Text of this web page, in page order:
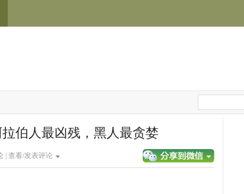
伯人最凶残，黑人最贪婪
| 查看/发表评论